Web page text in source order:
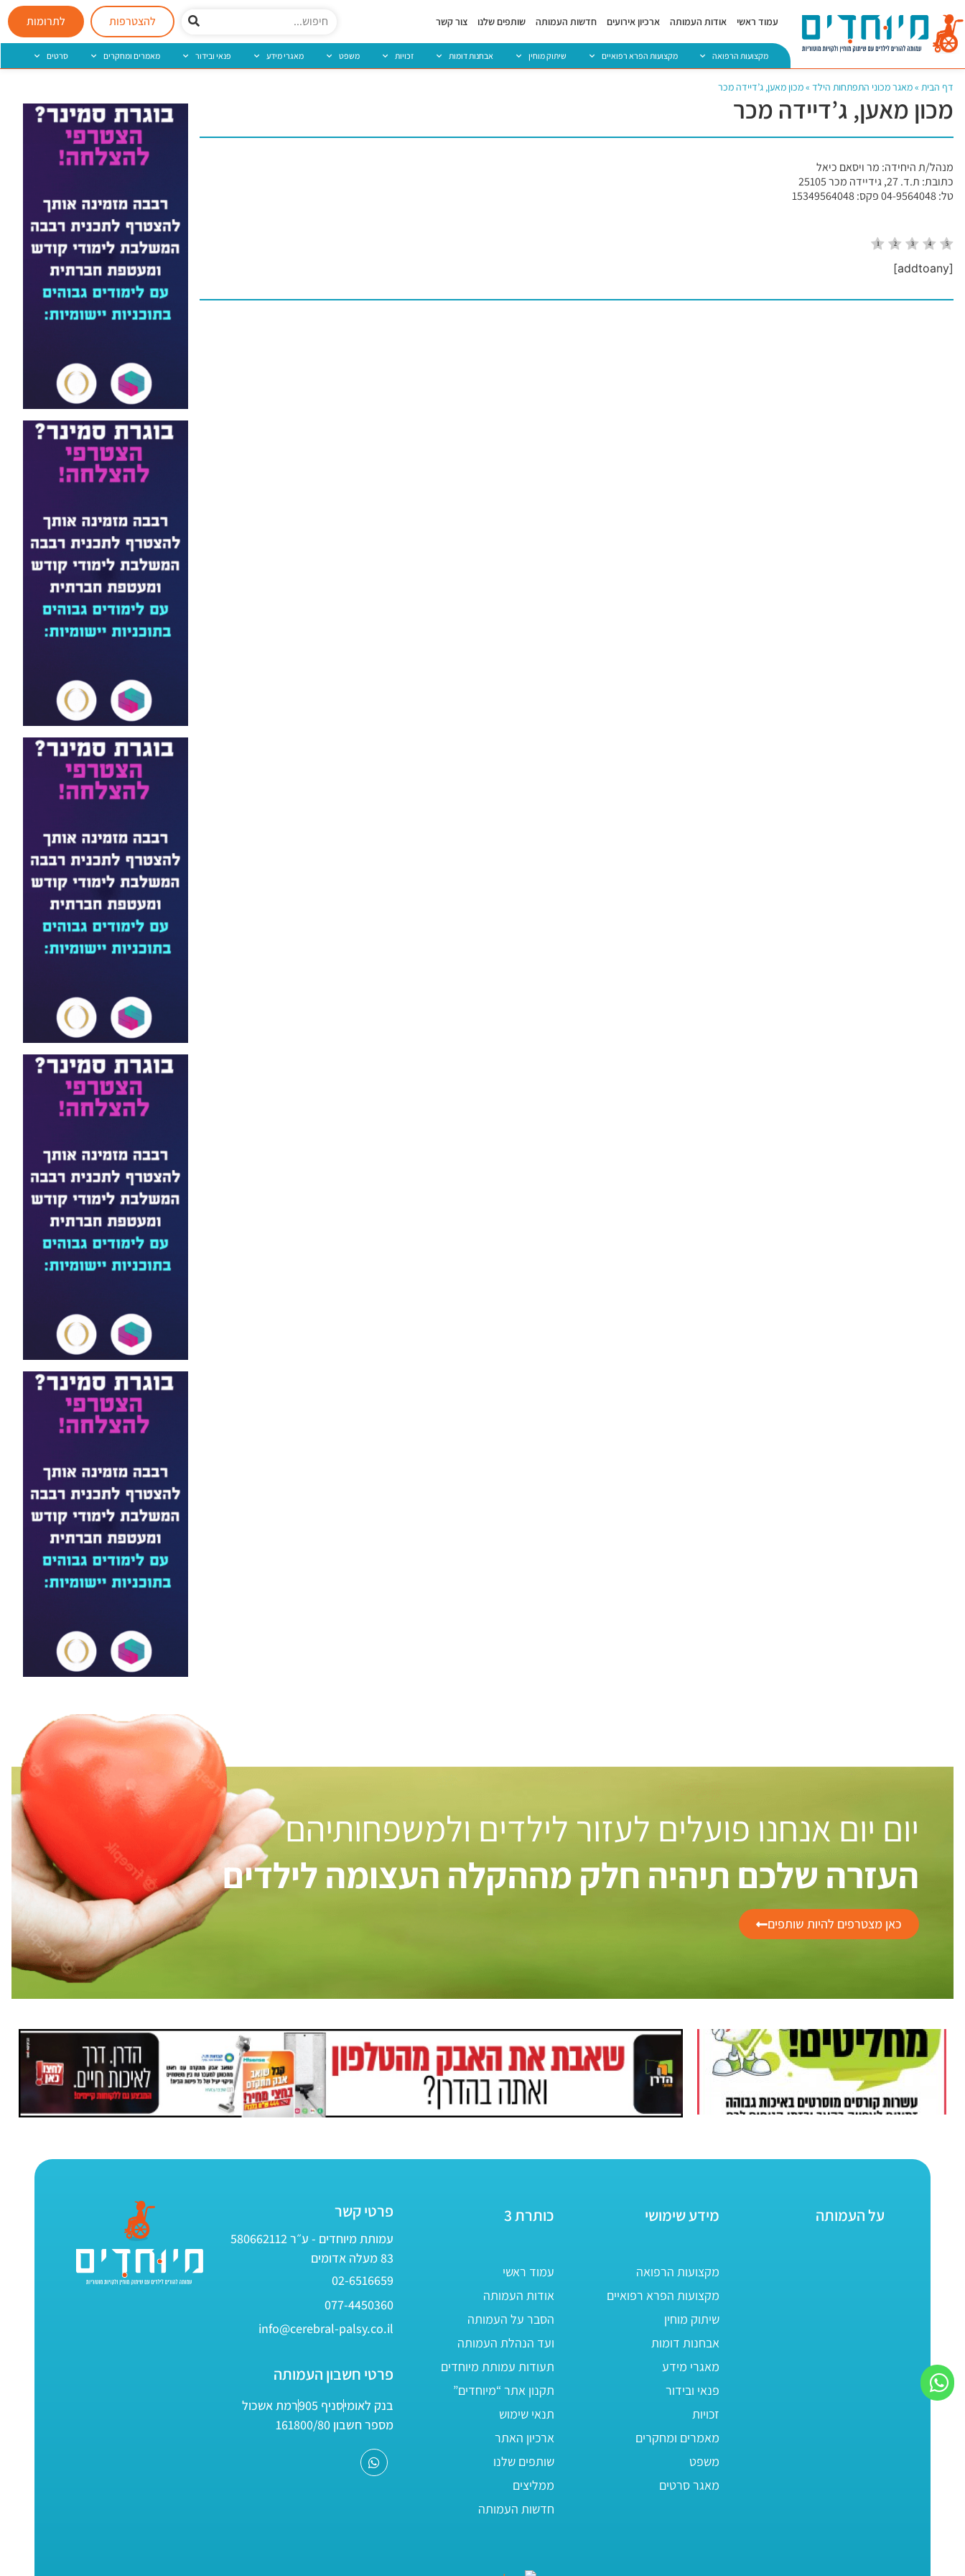
עמוד ראשי אודות העמותה ארכיון אירועים חדשות העמותה שותפים שלנו צור קשר להצטרפות לתרומות
מקצועות הרפואה מקצועות הפרא רפואיים שיתוק מוחין אבחנות דומות זכויות משפט מאגרי מידע פנאי ובידור מאמרים ומחקרים סרטים
דף הבית »מאגר מכוני התפתחות הילד »מכון מאען, ג’דיידה מכר
מכון מאען, ג’דיידה מכר
מנהל/ת היחידה: מר ויסאם כיאל
כתובת: ת.ד. 27, גידיידה מכר 25105
טל: 04-9564048 פקס: 15349564048
[addtoany]
יום יום אנחנו פועלים לעזור לילדים ולמשפחותיהם
העזרה שלכם תיהיה חלק מההקלה העצומה לילדים
כאן מצטרפים להיות שותפים
על העמותה מידע שימושי
מקצועות הרפואה
מקצועות הפרא רפואיים
שיתוק מוחין
אבחנות דומות
מאגרי מידע
פנאי ובידור
זכויות
מאמרים ומחקרים
משפט
מאגר סרטים
כותרת 3
עמוד ראשי
אודות העמותה
הסבר על העמותה
ועד הנהלת העמותה
תעודות עמותת מיוחדים
תקנון אתר “מיוחדים”
תנאי שימוש
ארכיון האתר
שותפים שלנו
ממליצים
חדשות העמותה
פרטי קשר
עמותת מיוחדים - ע״ר 580662112
83 מעלה אדומים
02-6516659
077-4450360
info@cerebral-palsy.co.il
פרטי חשבון העמותה
בנק לאומיסניף 905
רמת אשכול
מספר חשבון 161800/80